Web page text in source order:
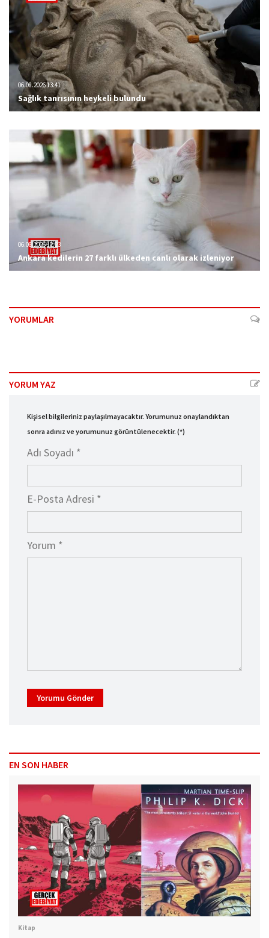
06.08.2026 13:41
Sağlık tanrısının heykeli bulundu
06.08.2026 12:23
Ankara kedilerin 27 farklı ülkeden canlı olarak izleniyor
YORUMLAR
YORUM YAZ
Kişisel bilgileriniz paylaşılmayacaktır. Yorumunuz onaylandıktan
sonra adınız ve yorumunuz görüntülenecektir. (*)
Adı Soyadı *
E-Posta Adresi *
Yorum *
Yorumu Gönder
EN SON HABER
Kitap